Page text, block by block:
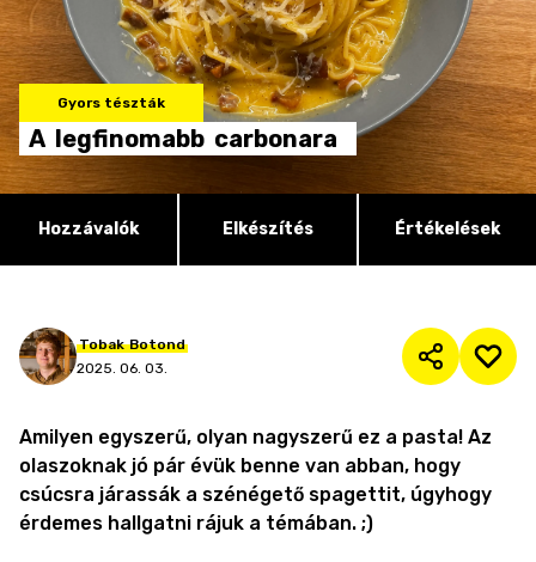
Gyors tészták
A legfinomabb carbonara
Hozzávalók Elkészítés Értékelések
Tobak Botond
2025. 06. 03.
Amilyen egyszerű, olyan nagyszerű ez a pasta! Az
olaszoknak jó pár évük benne van abban, hogy
csúcsra járassák a szénégető spagettit, úgyhogy
érdemes hallgatni rájuk a témában. ;)